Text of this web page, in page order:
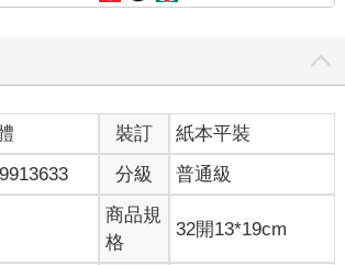
漂亮的臉孔。哭泣、漂亮、白人的臉孔。有
值班經理也經常提醒我們這一點。需要我提
愛講的話。他每次都在走道上徘徊，把頭探
麼說。他會說，需要我提醒嗎，知道我們位
低端或高端？我們正穩穩地站在高端那一
相俊美，衣服大多很有質感。個性也大多很
有錢又長相俊美的人，個性很好似乎也沒
）某處也有同樣的服務，可是價格稍微
確生活公司。當然，邦加羅爾（Bangalore）
裝訂
紙本平裝
分級 普通級
商品規
格
32開13*19cm